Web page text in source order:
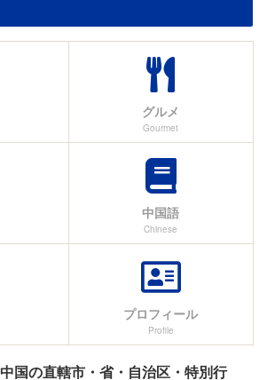
グルメ
Gourmet
中国語
Chinese
プロフィール
Profile
中国の直轄市・省・自治区・特別行